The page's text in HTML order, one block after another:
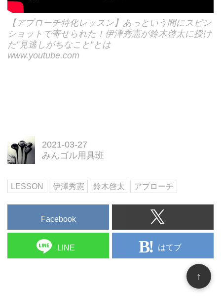
【アプローチ特化レッスン】あっという間にスピン
ショットで寄せられた！伊澤秀憲が鈴木啓太に授け
た”見逃しがちなこと”とは
www.youtube.com
2021-03-27
みんゴル用具班
LESSON 伊澤秀憲 鈴木啓太 アプローチ
Facebook
LINE はてブ
↑